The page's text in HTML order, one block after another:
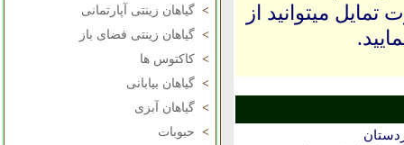
> گیاهان زینتی آپارتمانی
> گیاهان زینتی فضای باز
> کاکتوس ها
> گیاهان بیابانی
> گیاهان آبزی
> حبوبات
میتوانید از